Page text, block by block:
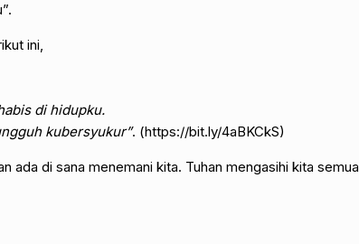
ini,
di hidupku.
kubersyukur”. (https://bit.ly/4aBKCkS)
ada di sana menemani kita. Tuhan mengasihi kita